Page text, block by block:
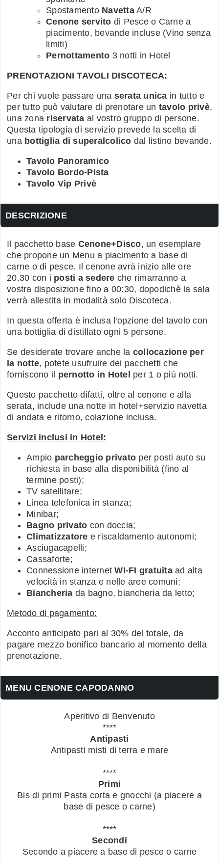
Spostamento NavettaA/R
Cenone servito di Pesce o Carne a
piacimento, bevande incluse (Vino senza
limiti)
Pernottamento 3 notti in Hotel
PRENOTAZIONI TAVOLI DISCOTECA:
Per chi vuole passare una serata unica in tutto e
per tutto può valutare di prenotare un tavolo privè,
una zona riservata al vostro gruppo di persone.
Questa tipologia di servizio prevede la scelta di
una bottiglia di superalcolico dal listino bevande.
Tavolo Panoramico
Tavolo Bordo-Pista
Tavolo Vip Privè
DESCRIZIONE
Il pacchetto base Cenone+Disco, un esemplare
che propone un Menu a piacimento a base di
carne o di pesce. Il cenone avrà inizio alle ore
20.30 con i posti a sedere che rimarranno a
vostra disposizione fino a 00:30, dopodichè la sala
verrà allestita in modalità solo Discoteca.
In questa offerta è inclusa l'opzione del tavolo con
una bottiglia di distillato ogni 5 persone.
Se desiderate trovare anche la collocazione per
la notte, potete usufruire dei pacchetti che
forniscono il pernotto in Hotel per 1 o più notti.
Questo pacchetto difatti, oltre al cenone e alla
serata, include una notte in hotel+servizio navetta
di andata e ritorno, colazione inclusa.
Servizi inclusi in Hotel:
Ampio parcheggio privato per posti auto su
richiesta in base alla disponibilità (fino al
termine posti);
TV satellitare;
Linea telefonica in stanza;
Minibar;
Bagno privato con doccia;
Climatizzatore e riscaldamento autonomi;
Asciugacapelli;
Cassaforte;
Connessione internetWI-FI gratuitaad alta
velocità in stanza e nelle aree comuni;
Biancheria da bagno, biancheria da letto;
Metodo di pagamento:
Acconto anticipato pari al 30% del totale, da
pagare mezzo bonifico bancario al momento della
prenotazione.
MENU CENONE CAPODANNO
Aperitivo di Benvenuto
****
Antipasti
Antipasti misti di terra e mare
****
Primi
Bis di primi Pasta corta e gnocchi (a piacere a
base di pesce o carne)
****
Secondi
Secondo a piacere a base di pesce o carne